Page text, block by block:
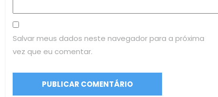
Salvar meus dados neste navegador para a próxima
vez que eu comentar.